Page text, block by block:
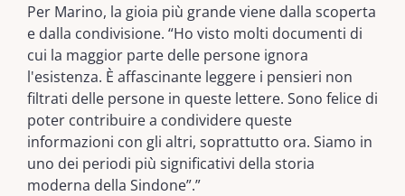
Per Marino, la gioia più grande viene dalla scoperta
e dalla condivisione. “Ho visto molti documenti di
cui la maggior parte delle persone ignora
l'esistenza. È affascinante leggere i pensieri non
filtrati delle persone in queste lettere. Sono felice di
poter contribuire a condividere queste
informazioni con gli altri, soprattutto ora. Siamo in
uno dei periodi più significativi della storia
moderna della Sindone”.”